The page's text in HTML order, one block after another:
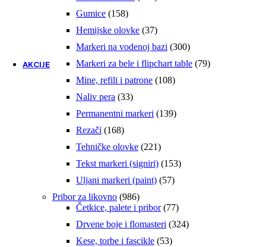
RSD
s-cool® made in Srbija
Dodaj u korpu
AKCIJE
ADEPT Jim novčanik 80.801.21
Originalna
cena
je
bila:
2.995,00 RSD.
Trenutna
cena
je:
1.946,75 RSD.
Joumma Bags® Spain
Dodaj u korpu
Gumice 158158
Hemijske olovke 3737
Markeri na vodenoj bazi 300300
Markeri za bele i flipchart table 7979
Mine, refili i patrone 108108
Naliv pera 3333
Permanentni markeri 139139
Rezači 168168
Tehničke olovke 221221
Tekst markeri (signiri) 153153
Uljani markeri (paint) 5757
Pribor za likovno 986986
proizvoda
Četkice, palete i pribor 7777
Drvene boje i flomasteri 324324
Kese, torbe i fascikle 5353